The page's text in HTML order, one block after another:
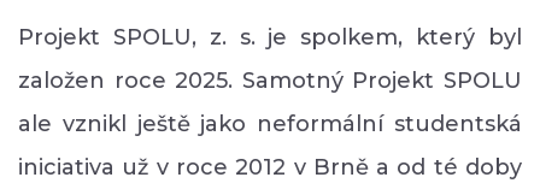
Projekt SPOLU, z. s. je spolkem, který byl
založen roce 2025. Samotný Projekt SPOLU
ale vznikl ještě jako neformální studentská
iniciativa už v roce 2012 v Brně a od té doby